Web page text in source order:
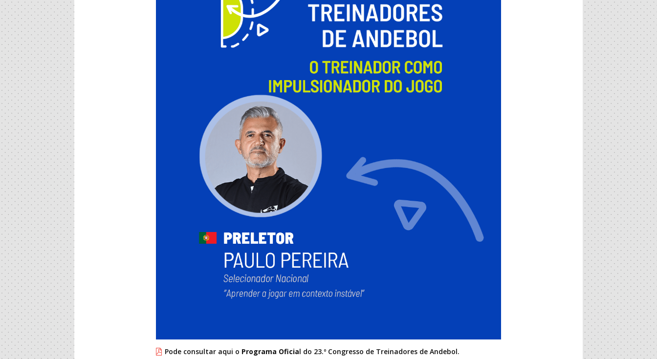
Pode consultar aqui o Programa Oficial do 23.º Congresso de Treinadores de Andebol.